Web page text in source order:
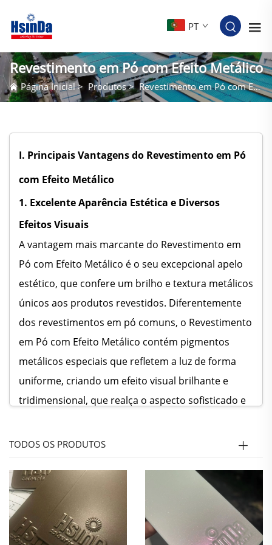
PT
Revestimento em Pó com Efeito Metálico
Página Inicial> Produtos>Revestimento em Pó com Efeito Metálico
I. Principais Vantagens do Revestimento em Pó
com Efeito Metálico
1. Excelente Aparência Estética e Diversos
Efeitos Visuais
A vantagem mais marcante do Revestimento em
Pó com Efeito Metálico é o seu excepcional apelo
estético, que confere um brilho e textura metálicos
únicos aos produtos revestidos. Diferentemente
dos revestimentos em pó comuns, o Revestimento
em Pó com Efeito Metálico contém pigmentos
metálicos especiais que refletem a luz de forma
uniforme, criando um efeito visual brilhante e
tridimensional, que realça o aspecto sofisticado e
em Pó com Efeito Metálico oferece uma ampla
clássica, dourada, cobre e tons metálicos
personalizados, permitindo atender às diversas
necessidades estéticas de diferentes setores e
consumidores. Seja um estilo moderno e elegante
TODOS OS PRODUTOS